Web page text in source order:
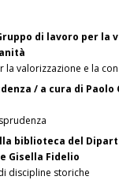
di lavoro per la
valorizzazione e la
/ a cura di
biblioteca del
Gisella Fidelio
discipline storiche